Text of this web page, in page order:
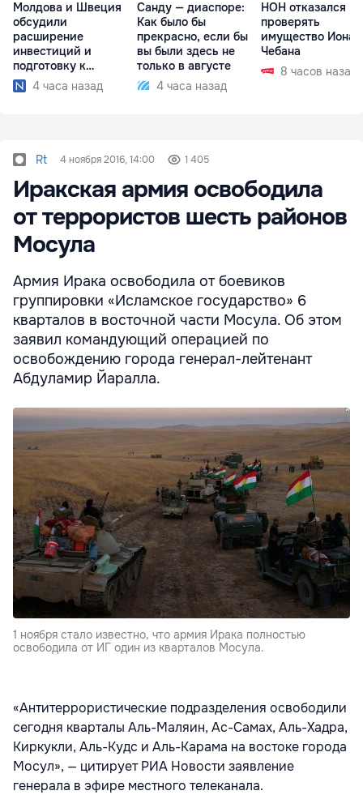
Молдова и Швеция
обсудили
расширение
инвестиций и
подготовку к
отопительному
сезону
4 часа назад
Санду — диаспоре:
Как было бы
прекрасно, если бы
вы были здесь не
только в августе
4 часа назад
НОН отказался
проверять
имущество Иона
Чебана
8 часов назад
Rt 4 ноября 2016, 14:00 1 405
Иракская армия освободила
от террористов шесть районов
Мосула
Армия Ирака освободила от боевиков
группировки «Исламское государство» 6
кварталов в восточной части Мосула. Об этом
заявил командующий операцией по
освобождению города генерал-лейтенант
Абдуламир Йаралла.
1 ноября стало известно, что армия Ирака полностью
освободила от ИГ один из кварталов Мосула.
«Антитеррористические подразделения освободили
сегодня кварталы Аль-Маляин, Ас-Самах, Аль-Хадра,
Киркукли, Аль-Кудс и Аль-Карама на востоке города
Мосул», — цитирует РИА Новости заявление
генерала в эфире местного телеканала.